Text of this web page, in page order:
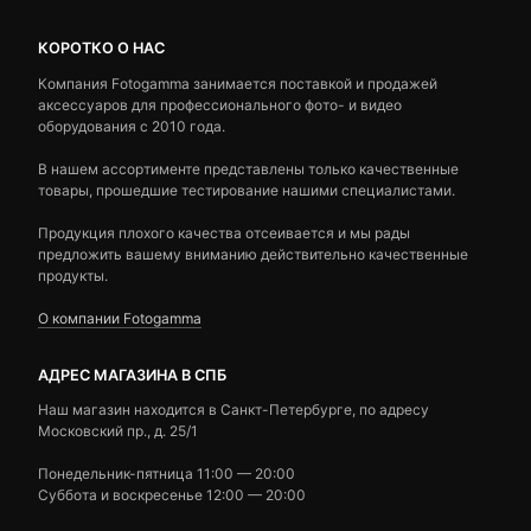
КОРОТКО О НАС
Компания Fotogamma занимается поставкой и продажей
аксессуаров для профессионального фото- и видео
оборудования с 2010 года.
В нашем ассортименте представлены только качественные
товары, прошедшие тестирование нашими специалистами.
Продукция плохого качества отсеивается и мы рады
предложить вашему вниманию действительно качественные
продукты.
О компании Fotogamma
АДРЕС МАГАЗИНА В СПБ
Наш магазин находится в Санкт-Петербурге, по адресу
Московский пр., д. 25/1
Понедельник-пятница 11:00 — 20:00
Суббота и воскресенье 12:00 — 20:00